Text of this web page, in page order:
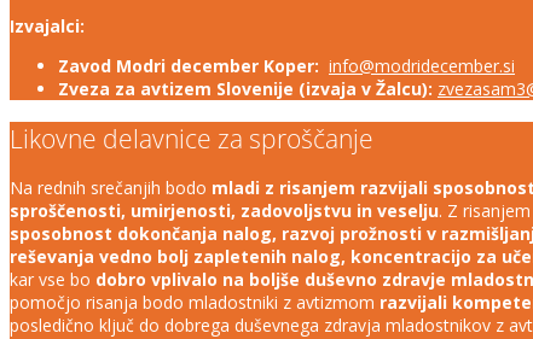
Izvajalci:
Zavod Modri december Koper: info@modridecember.si
Zveza za avtizem Slovenije (izvaja v Žalcu):
Likovne delavnice za sproščanje
Na rednih srečanjih bodo mladi z risanjem razvijali
sproščenosti, umirjenosti, zadovoljstvu in veselju. Z
sposobnost dokončanja nalog, razvoj prožnosti v
reševanja vedno bolj zapletenih nalog, koncentracijo za
kar vse bo dobro vplivalo na boljše duševno zdravje
pomočjo risanja bodo mladostniki z avtizmom razvijali
posledično ključ do dobrega duševnega zdravja mladostnikov z